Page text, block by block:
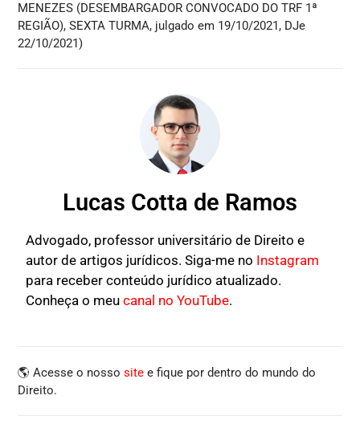
MENEZES (DESEMBARGADOR CONVOCADO DO TRF 1ª
REGIÃO), SEXTA TURMA, julgado em 19/10/2021, DJe
22/10/2021)
Lucas Cotta de Ramos
Advogado, professor universitário de Direito e
autor de artigos jurídicos. Siga-me no Instagram
para receber conteúdo jurídico atualizado.
Conheça o meucanal no YouTube.
🌎 Acesse o nossosite e fique por dentro do mundo do
Direito.